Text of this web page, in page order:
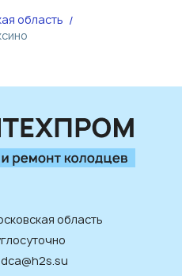
область
область